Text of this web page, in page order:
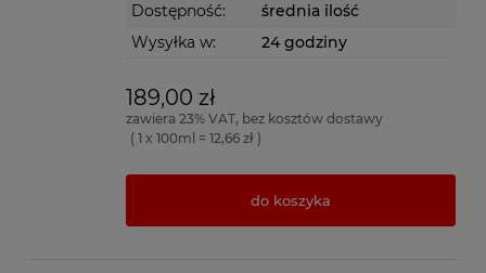
Dostępność:
średnia ilość
Wysyłka w:
24 godziny
189,00 zł
zawiera 23% VAT, bez kosztów dostawy
( 1 x 100ml = 12,66 zł )
do koszyka